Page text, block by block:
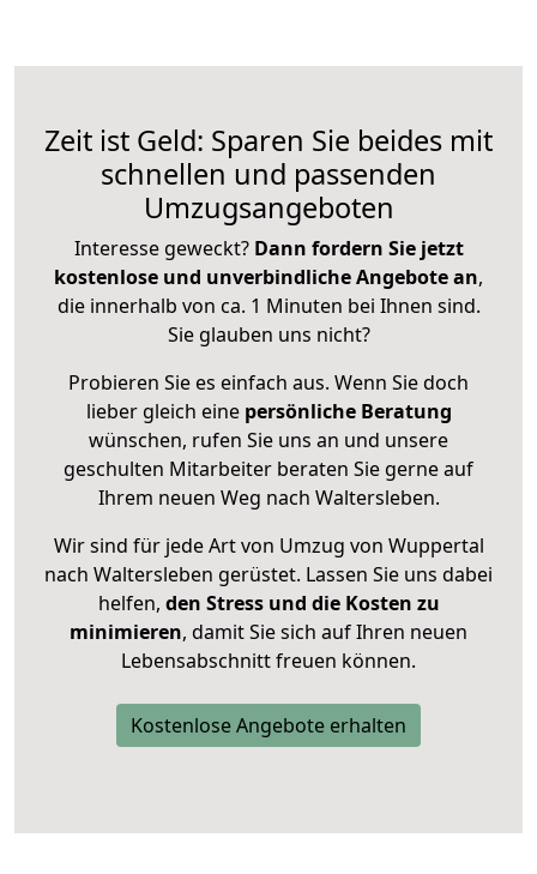
Zeit ist Geld: Sparen Sie beides mit
schnellen und passenden
Umzugsangeboten
Interesse geweckt? Dann fordern Sie jetzt
kostenlose und unverbindliche Angebote an,
die innerhalb von ca. 1 Minuten bei Ihnen sind.
Sie glauben uns nicht?
Probieren Sie es einfach aus. Wenn Sie doch
lieber gleich eine persönliche Beratung
wünschen, rufen Sie uns an und unsere
geschulten Mitarbeiter beraten Sie gerne auf
Ihrem neuen Weg nach Waltersleben.
Wir sind für jede Art von Umzug von Wuppertal
nach Waltersleben gerüstet. Lassen Sie uns dabei
helfen, den Stress und die Kosten zu
minimieren, damit Sie sich auf Ihren neuen
Lebensabschnitt freuen können.
Kostenlose Angebote erhalten